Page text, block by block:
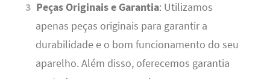
Peças Originais e Garantia: Utilizamos
apenas peças originais para garantir a
durabilidade e o bom funcionamento do seu
aparelho. Além disso, oferecemos garantia